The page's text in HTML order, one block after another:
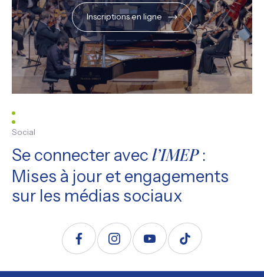
Inscriptions en ligne
Social
Se connecter avec l’IMEP:
Mises à jour et engagements
sur les médias sociaux